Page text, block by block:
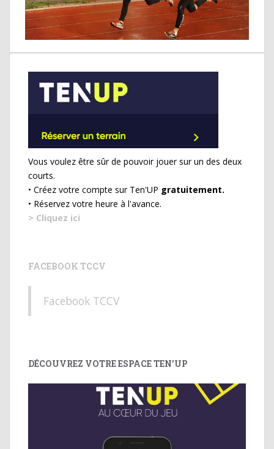
Vous voulez être sûr de pouvoir jouer sur un des deux
courts.
• Créez votre compte sur Ten'UP gratuitement.
• Réservez votre heure à l'avance.
> Cliquez ici
FACEBOOK TCCV
Facebook TCCV
DÉCOUVREZ VOTRE ESPACE TEN’UP